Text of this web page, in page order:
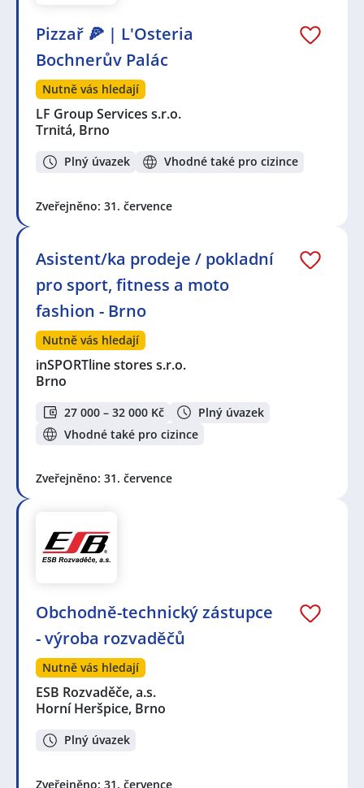
Pizzař 🍕 | L'Osteria
Bochnerův Palác
Nutně vás hledají
LF Group Services s.r.o.
Trnitá, Brno
Plný úvazek Vhodné také pro cizince
Zveřejněno: 31. července
Asistent/ka prodeje / pokladní
pro sport, fitness a moto
fashion - Brno
Nutně vás hledají
inSPORTline stores s.r.o.
Brno
27 000 – 32 000 Kč
Plný úvazek
Vhodné také pro cizince
Zveřejněno: 31. července
Obchodně-technický zástupce
- výroba rozvaděčů
Nutně vás hledají
ESB Rozvaděče, a.s.
Horní Heršpice, Brno
Plný úvazek
Zveřejněno: 31. července